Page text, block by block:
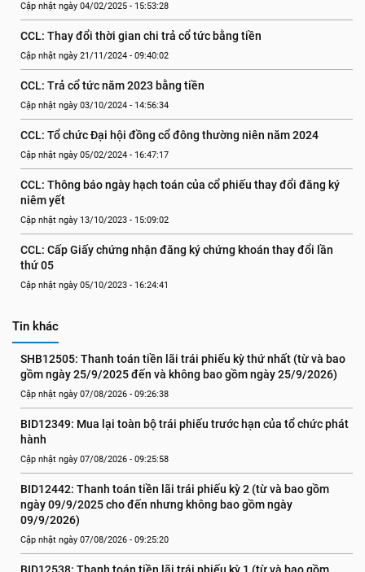
Cập nhật ngày 04/02/2025 - 15:53:28
CCL: Thay đổi thời gian chi trả cổ tức bằng tiền
Cập nhật ngày 21/11/2024 - 09:40:02
CCL: Trả cổ tức năm 2023 bằng tiền
Cập nhật ngày 03/10/2024 - 14:56:34
CCL: Tổ chức Đại hội đồng cổ đông thường niên năm 2024
Cập nhật ngày 05/02/2024 - 16:47:17
CCL: Thông báo ngày hạch toán của cổ phiếu thay đổi đăng ký
niêm yết
Cập nhật ngày 13/10/2023 - 15:09:02
CCL: Cấp Giấy chứng nhận đăng ký chứng khoán thay đổi lần
thứ 05
Cập nhật ngày 05/10/2023 - 16:24:41
Tin khác
SHB12505: Thanh toán tiền lãi trái phiếu kỳ thứ nhất (từ và bao
gồm ngày 25/9/2025 đến và không bao gồm ngày 25/9/2026)
Cập nhật ngày 07/08/2026 - 09:26:38
BID12349: Mua lại toàn bộ trái phiếu trước hạn của tổ chức phát
hành
Cập nhật ngày 07/08/2026 - 09:25:58
BID12442: Thanh toán tiền lãi trái phiếu kỳ 2 (từ và bao gồm
ngày 09/9/2025 cho đến nhưng không bao gồm ngày
09/9/2026)
Cập nhật ngày 07/08/2026 - 09:25:20